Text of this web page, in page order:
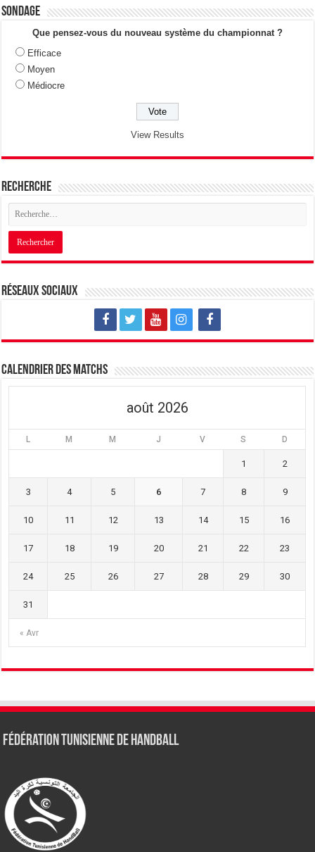
Sondage
Que pensez-vous du nouveau système du championnat ?
Efficace
Moyen
Médiocre
View Results
Recherche
Réseaux sociaux
Calendrier des matchs
août 2026
L M M J V S D
« Avr
1 2
3 4 5 6 7 8 9
10 11 12 13 14 15 16
17 18 19 20 21 22 23
24 25 26 27 28 29 30
31
Fédération tunisienne de Handball